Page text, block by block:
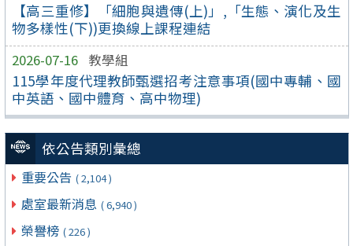
【高三重修】「細胞與遺傳(上)」,「生態、演化及生
物多樣性(下))更換線上課程連結
2026-07-16 教學組
115學年度代理教師甄選招考注意事項(國中專輔、國
中英語、國中體育、高中物理)
依公告類別彙總
重要公告 ( 2,104 )
處室最新消息 ( 6,940 )
榮譽榜 ( 226 )